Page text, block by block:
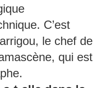
C’est
le chef de
qui est